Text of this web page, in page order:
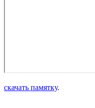
скачать памятку.